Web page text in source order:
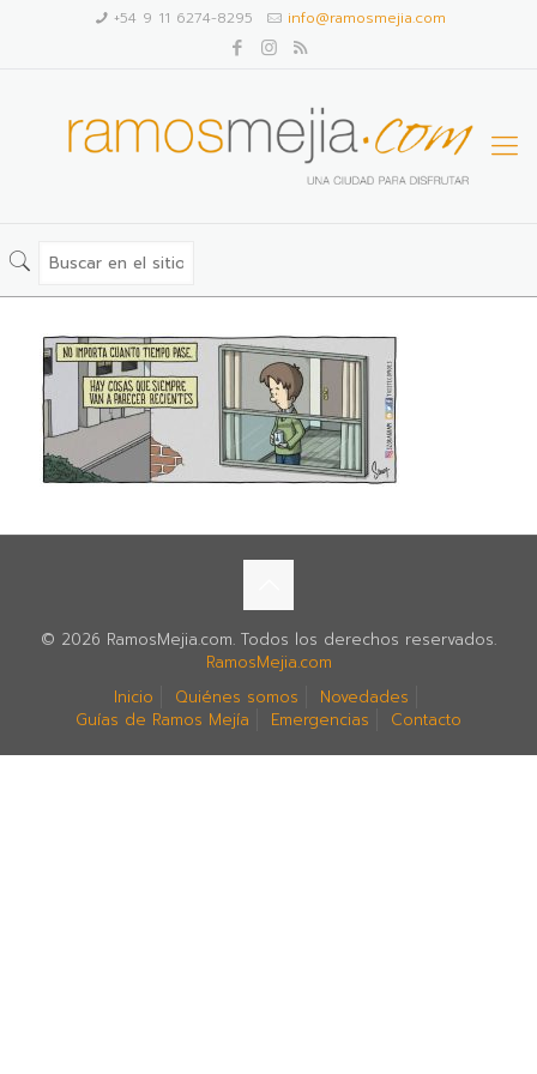
+54 9 11 6274-8295 info@ramosmejia.com
© 2026 RamosMejia.com. Todos los derechos reservados.
RamosMejia.com
Inicio
Quiénes somos
Novedades
Guías de Ramos Mejía
Emergencias Contacto